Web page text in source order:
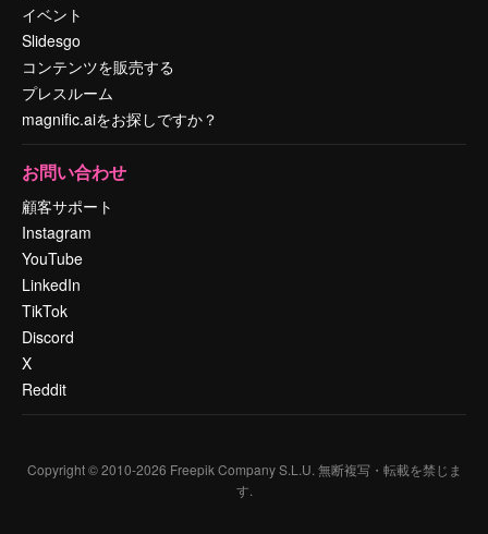
イベント
Slidesgo
コンテンツを販売する
プレスルーム
magnific.aiをお探しですか？
お問い合わせ
顧客サポート
Instagram
YouTube
LinkedIn
TikTok
Discord
X
Reddit
Copyright © 2010-2026 Freepik Company S.L.U. 無断複写・転載を禁じま
す.